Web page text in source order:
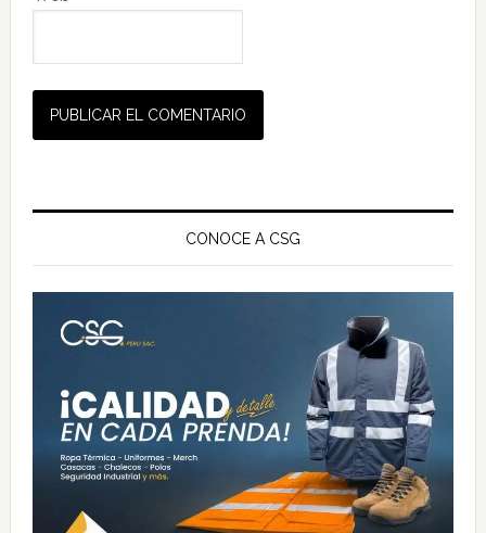
Barra
principal
CONOCE A CSG